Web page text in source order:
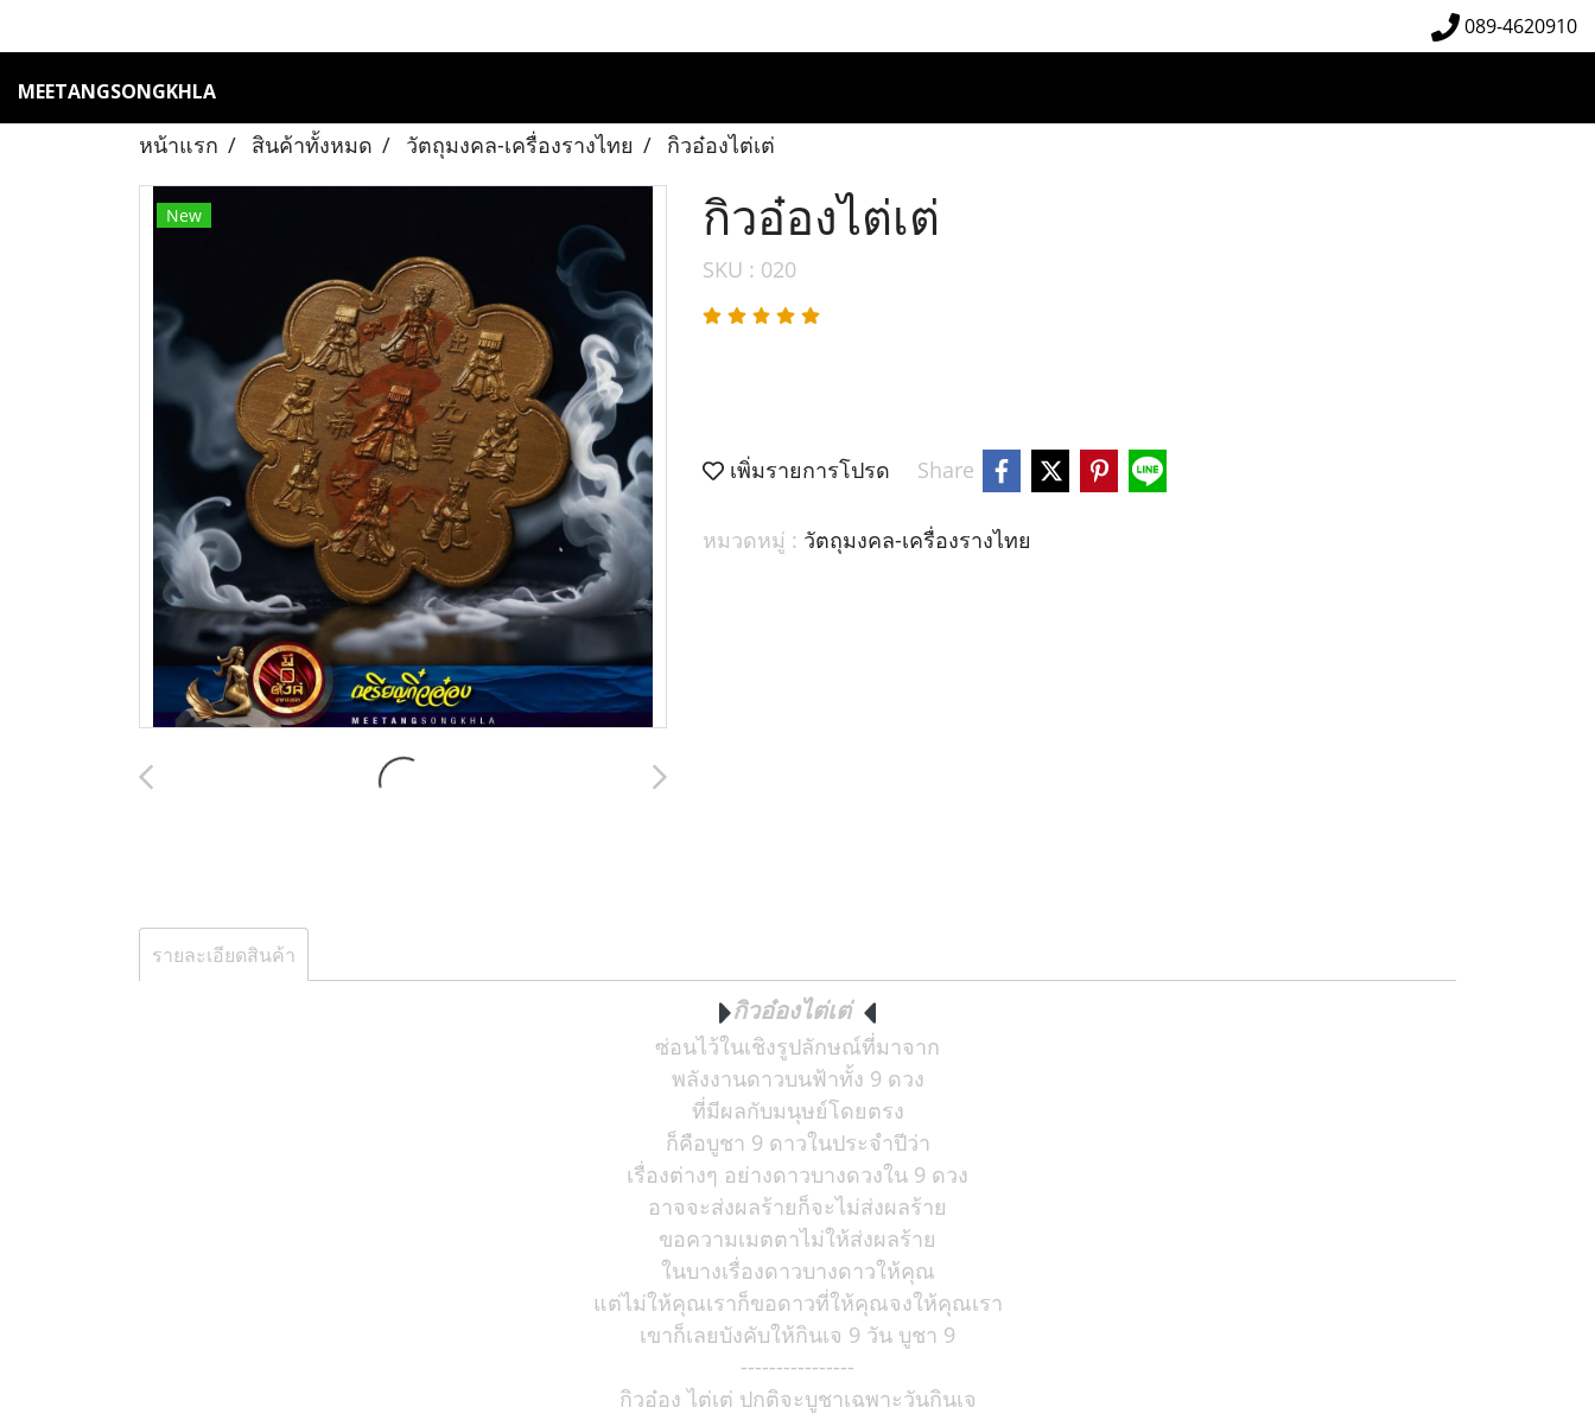
089-4620910
MEETANGSONGKHLA
หน้าแรก สินค้าทั้งหมด วัตถุมงคล-เครื่องรางไทย กิวอ๋องไต่เต่
New กิวอ๋องไต่เต่
SKU : 020
เพิ่มรายการโปรด Share
หมวดหมู่ : วัตถุมงคล-เครื่องรางไทย
รายละเอียดสินค้า
กิวอ๋องไต่เต่
ซ่อนไว้ในเชิงรูปลักษณ์ที่มาจาก
พลังงานดาวบนฟ้าทั้ง 9 ดวง
ที่มีผลกับมนุษย์โดยตรง
ก็คือบูชา 9 ดาวในประจำปีว่า
เรื่องต่างๆ อย่างดาวบางดวงใน 9 ดวง
อาจจะส่งผลร้ายก็จะไม่ส่งผลร้าย
ขอความเมตตาไม่ให้ส่งผลร้าย
ในบางเรื่องดาวบางดาวให้คุณ
แต่ไม่ให้คุณเราก็ขอดาวที่ให้คุณจงให้คุณเรา
เขาก็เลยบังคับให้กินเจ 9 วัน บูชา 9
----------------
กิวอ๋อง ไต่เต่ ปกติจะบูชาเฉพาะวันกินเจ